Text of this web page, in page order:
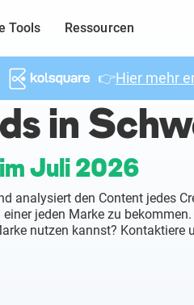
Tools Ressourcen
👉Hier mehr
in
Juli 2026
analysiert den Content jedes
jeden Marke zu
nutzen kannst? Kontaktiere